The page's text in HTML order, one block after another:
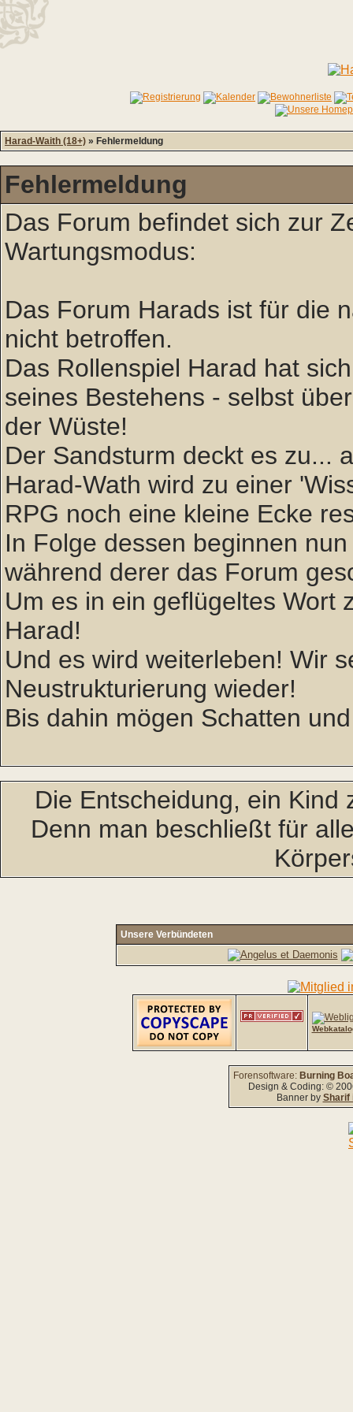
Harad-Waith (18+) » Fehlermeldung
Fehlermeldung
Das Forum befindet sich zur
Wartungsmodus:
Das Forum Harads ist für die
nicht betroffen.
Das Rollenspiel Harad hat
seines Bestehens - selbst
der Wüste!
Der Sandsturm deckt es zu...
Harad-Wath wird zu einer
RPG noch eine kleine Ecke
In Folge dessen beginnen
während derer das Forum
Um es in ein geflügeltes Wort
Harad!
Und es wird weiterleben! Wir
Neustrukturierung wieder!
Bis dahin mögen Schatten
Die Entscheidung, ein
Denn man beschließt für
Unsere Verbündeten
Forensoftware: Burning
Design & Coding: ©
Banner by Sharif